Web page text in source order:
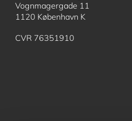
Vognmagergade 11
1120 København K
CVR 76351910